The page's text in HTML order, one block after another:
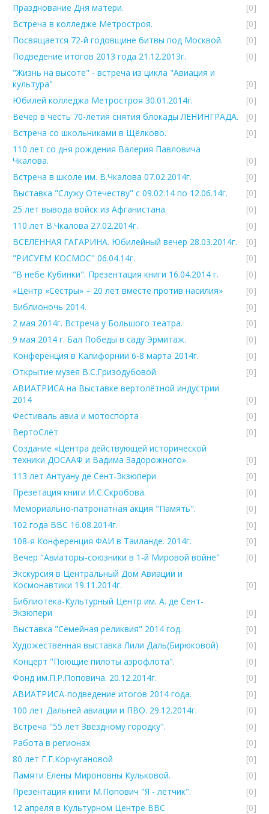
Празднование Дня матери.
[0]
Встреча в колледже Метростроя.
[0]
Посвящается 72-й годовщине битвы под Москвой.
[0]
Подведение итогов 2013 года 21.12.2013г.
[0]
"Жизнь на высоте" - встреча из цикла "Авиация и
культура"
[0]
Юбилей колледжа Метростроя 30.01.2014г.
[0]
Вечер в честь 70-летия снятия блокады ЛЕНИНГРАДА.
[0]
Встреча со школьниками в Щёлково.
[0]
110 лет со дня рождения Валерия Павловича
Чкалова.
[0]
Встреча в школе им. В.Чкалова 07.02.2014г.
[0]
Выставка "Служу Отечеству" с 09.02.14 по 12.06.14г.
[0]
25 лет вывода войск из Афганистана.
[0]
110 лет В.Чкалова 27.02.2014г.
[0]
ВСЕЛЕННАЯ ГАГАРИНА. Юбилейный вечер 28.03.2014г.
[0]
"РИСУЕМ КОСМОС" 06.04.14г.
[0]
"В небе Кубинки". Презентация книги 16.04.2014 г.
[0]
«Центр «Сёстры» – 20 лет вместе против насилия»
[0]
Библионочь 2014.
[0]
2 мая 2014г. Встреча у Большого театра.
[0]
9 мая 2014 г. Бал Победы в саду Эрмитаж.
[0]
Конференция в Калифорнии 6-8 марта 2014г.
[0]
Открытие музея В.С.Гризодубовой.
[0]
АВИАТРИСА на Выставке вертолётной индустрии
2014
[0]
Фестиваль авиа и мотоспорта
[0]
ВертоСлёт
[0]
Создание «Центра действующей исторической
техники ДОСААФ и Вадима Задорожного».
[0]
113 лет Антуану де Сент-Экзюпери
[0]
Презетация книги И.С.Скробова.
[0]
Мемориально-патронатная акция "Память".
[0]
102 года ВВС 16.08.2014г.
[0]
108-я Конференция ФАИ в Таиланде. 2014г.
[0]
Вечер "Авиаторы-союзники в 1-й Мировой войне"
[0]
Экскурсия в Центральный Дом Авиации и
Космонавтики 19.11.2014г.
[0]
Библиотека-Культурный Центр им. А. де Сент-
Экзюпери
[0]
Выставка "Семейная реликвия" 2014 год.
[0]
Художественная выставка Лили Даль(Бирюковой)
[0]
Концерт "Поющие пилоты аэрофлота".
[0]
Фонд им.П.Р.Поповича. 20.12.2014г.
[0]
АВИАТРИСА-подведение итогов 2014 года.
[0]
100 лет Дальней авиации и ПВО. 29.12.2014г.
[0]
Встреча "55 лет Звёздному городку".
[0]
Работа в регионах
[0]
80 лет Г.Г.Корчугановой
[0]
Памяти Елены Мироновны Кульковой.
[0]
Презентация книги М.Попович "Я - лётчик".
[0]
12 апреля в Культурном Центре ВВС
[0]